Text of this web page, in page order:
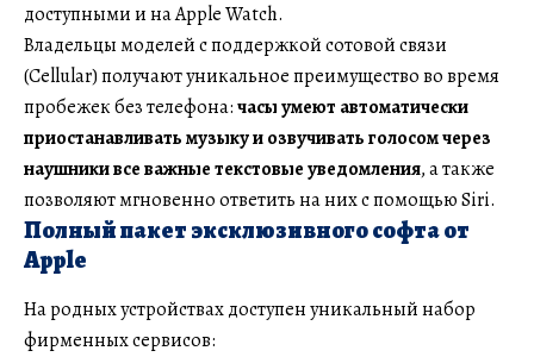
доступными и на Apple Watch.
Владельцы моделей с поддержкой сотовой связи
(Cellular) получают уникальное преимущество во время
пробежек без телефона:часы умеют автоматически
приостанавливать музыку и озвучивать голосом через
наушники все важные текстовые уведомления, а также
позволяют мгновенно ответить на них с помощью Siri.
Полный пакет эксклюзивного софта от
Apple
На родных устройствах доступен уникальный набор
фирменных сервисов: